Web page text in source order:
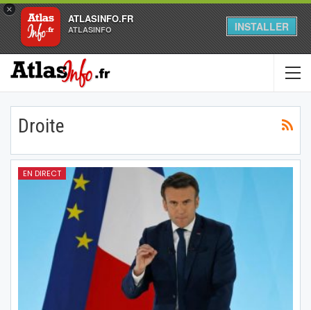
×
ATLASINFO.FR
ATLASINFO INSTALLER
Droite
EN DIRECT